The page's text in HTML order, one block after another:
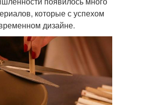
которые с успехом
дизайне.